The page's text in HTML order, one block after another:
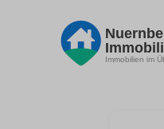
Immobilien im